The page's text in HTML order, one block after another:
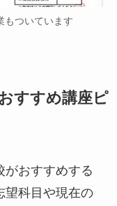
もついています
すすめ講座ピ
がおすすめする
望科目や現在の